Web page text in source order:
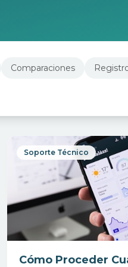
Comparaciones
Soporte Técnico
Cómo Proceder